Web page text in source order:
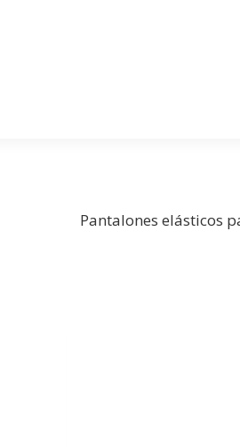
Pantalones elásticos